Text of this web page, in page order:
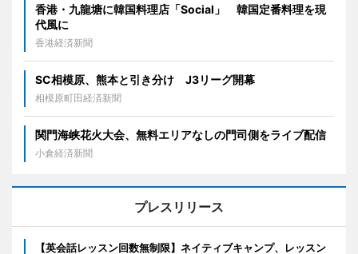
香港・九龍塘に韓国料理店「Social」 韓国定番料理を現
代風に
香港経済新聞
SC相模原、熊本と引き分け J3リーグ開幕
相模原町田経済新聞
関門海峡花火大会、無料エリアなしの門司側をライブ配信
小倉経済新聞
プレスリリース
【英会話レッスン回数無制限】ネイティブキャンプ、レッスン